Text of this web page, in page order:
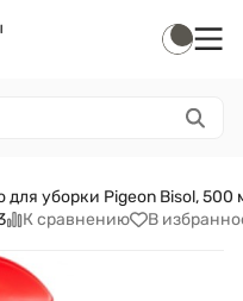
для уборки Pigeon Bisol,
К сравнению В